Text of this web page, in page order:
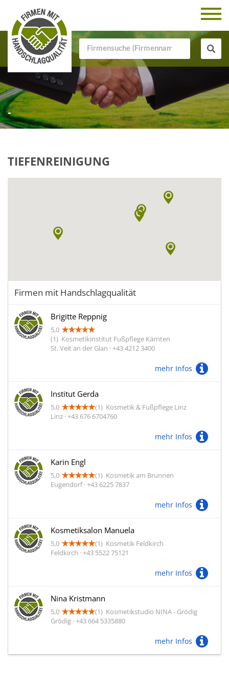
-
TIEFENREINIGUNG
Firmen mit Handschlagqualität
Brigitte Reppnig
5,0
(1) Kosmetikinstitut Fußpflege Kärnten
St. Veit an der Glan · +43 4212 3400
mehr Infos
Institut Gerda
5,0 (1) Kosmetik & Fußpflege Linz
Linz · +43 676 6704760
mehr Infos
Karin Engl
5,0 (1) Kosmetik am Brunnen
Eugendorf · +43 6225 7837
mehr Infos
Kosmetiksalon Manuela
5,0 (1) Kosmetik Feldkirch
Feldkirch · +43 5522 75121
mehr Infos
Nina Kristmann
5,0 (1) Kosmetikstudio NINA - Grödig
Grödig · +43 664 5335880
mehr Infos